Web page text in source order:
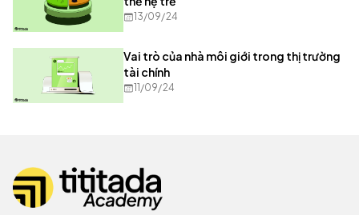
13/09/24
Vai trò của nhà môi giới trong thị trường
tài chính
11/09/24